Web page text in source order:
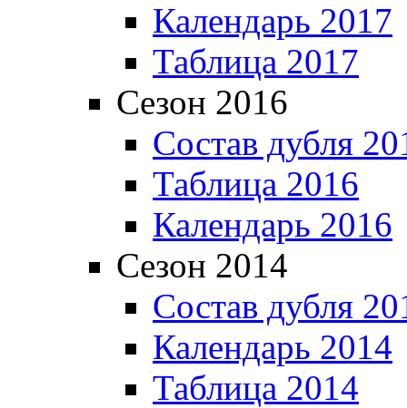
Календарь 2017
Таблица 2017
Сезон 2016
Состав дубля
Таблица 2016
Календарь 2016
Сезон 2014
Состав дубля
Календарь 2014
Таблица 2014